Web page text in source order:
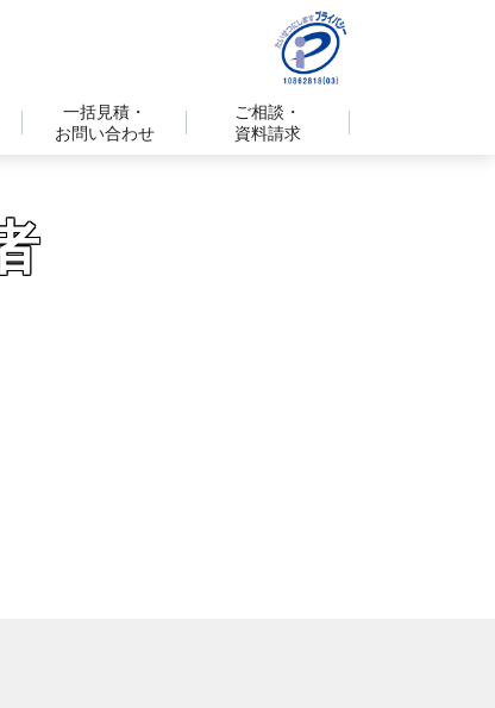
一括見積・
お問い合わせ
ご相談・
資料請求